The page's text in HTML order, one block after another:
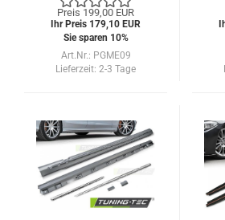
Preis 199,00 EUR
Ihr Preis 179,10 EUR
Sie sparen 10%
Art.Nr.: PGME09
Lieferzeit: 2-3 Tage